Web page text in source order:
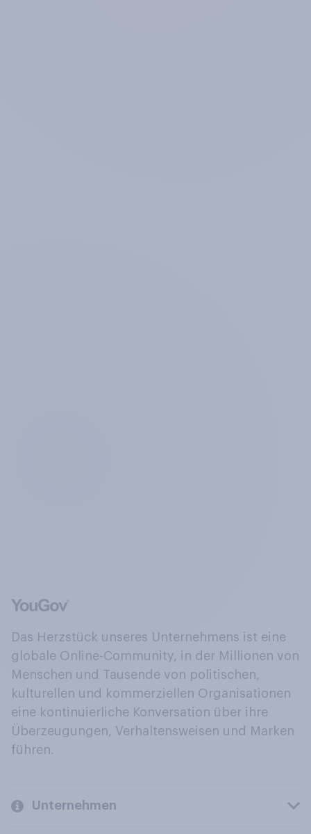
Das Herzstück unseres Unternehmens ist eine
globale Online-Community, in der Millionen von
Menschen und Tausende von politischen,
kulturellen und kommerziellen Organisationen
eine kontinuierliche Konversation über ihre
Überzeugungen, Verhaltensweisen und Marken
führen.
Unternehmen